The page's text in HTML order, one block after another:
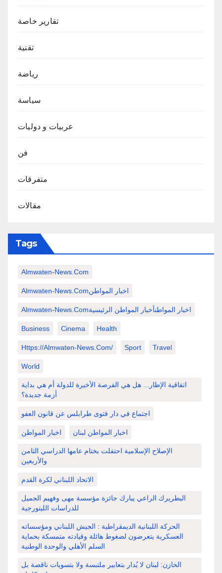
تقارير خاصة
تقنية
رياضة
سياسة
عربيات و دوليات
فن
متفرقات
مقالات
Tags
Almwaten-News.com
Almwaten-News.comاخبار المواطن
Almwaten-News.comاخبار المواطنأخبار المواطن الرئيسية
Business Cinema Health
Https://almwaten-News.com/ Sport Travel
World
اتفاقية الإطار... هل هي الفرصة الأخيرة للدولة أم هي بداية
أزمة جديدة؟
اجتماع في دار فتوى طرابلس عن قانون العفو
اخبار المواطن اخبار المواطن لبنان
الإصلاح الإسلامية احتفلت بختام عامها الدراسي الثامن
والأربعين
الاتحاد اللبناني لكرة القدم
البطريرك الراعي يبارك جائزة مؤسسة مهى وفهيم الجميل
للدراسات الليتورجية
الحركة اللبنانية الديمقراطية : الجيش اللبناني ومؤسساته
العسكرية يتعرضون لضغوط هائلة وقيادته متمسكة بحماية
السلم الأهلي والوحدة الوطنية
الخازن: لبنان لا يُدار بتعابير ملتبسة ولا بتسويات ناقصة بل